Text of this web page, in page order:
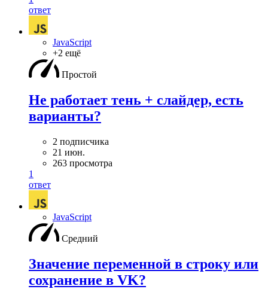
ответ
JavaScript
+2 ещё
Простой
Не работает тень + слайдер, есть
варианты?
2 подписчика
21 июн.
263 просмотра
1
ответ
JavaScript
Средний
Значение переменной в строку или
сохранение в VK?